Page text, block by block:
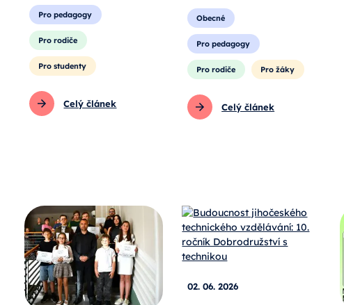
Pro pedagogy
Pro rodiče
Pro studenty
Celý článek
Obecné
Pro pedagogy
Pro rodiče Pro žáky
Celý článek
02. 06. 2026